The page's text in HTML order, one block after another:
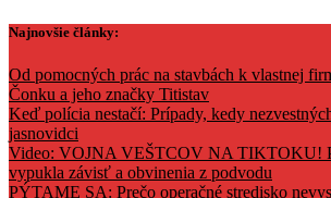
Skip
content
Najnovšie články:
Od pomocných prác na stavbách k vlastnej
Čonku a jeho značky Titistav
Keď polícia nestačí: Prípady, kedy
jasnovidci
Video: VOJNA VEŠTCOV NA TIKTOKU!
vypukla závisť a obvinenia z podvodu
PÝTAME SA: Prečo operačné stredisko